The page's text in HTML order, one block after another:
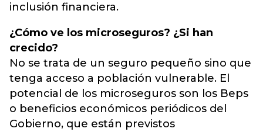
inclusión financiera.
¿Cómo ve los microseguros? ¿Si han
crecido?
No se trata de un seguro pequeño sino que
tenga acceso a población vulnerable. El
potencial de los microseguros son los Beps
o beneficios económicos periódicos del
Gobierno, que están previstos